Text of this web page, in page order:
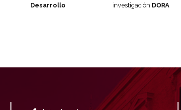
Desarrollo
investigación DORA